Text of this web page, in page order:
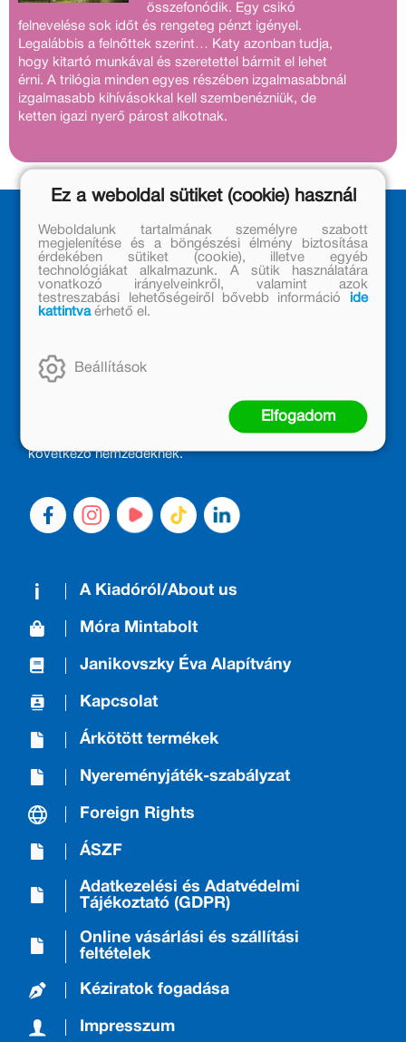
összefonódik. Egy csikó
felnevelése sok időt és rengeteg pénzt igényel.
Legalábbis a felnőttek szerint… Katy azonban tudja,
hogy kitartó munkával és szeretettel bármit el lehet
érni. A trilógia minden egyes részében izgalmasabbnál
izgalmasabb kihívásokkal kell szembenézniük, de
ketten igazi nyerő párost alkotnak.
CSALÁDTAG
olvasás örömével, olvasni szerető gyerekekből olvasni
szerető felnőttek lettek, akik mindezt továbbadták a
következő nemzedéknek.
A Kiadóról/About us
Móra Mintabolt
Janikovszky Éva Alapítvány
Kapcsolat
Árkötött termékek
Nyereményjáték-szabályzat
Foreign Rights
ÁSZF
Adatkezelési és Adatvédelmi
Tájékoztató (GDPR)
Online vásárlási és szállítási
feltételek
Kéziratok fogadása
Impresszum
Ez a weboldal sütiket (cookie) használ
Weboldalunk tartalmának személyre szabott
megjelenítése és a böngészési élmény biztosítása
érdekében sütiket (cookie), illetve egyéb
technológiákat alkalmazunk. A sütik használatára
vonatkozó irányelveinkről, valamint azok
testreszabási lehetőségeiről bővebb információ
ide
kattintvaérhető el.
Beállítások
Elfogadom